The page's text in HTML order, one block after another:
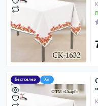
Бестселер Хіт